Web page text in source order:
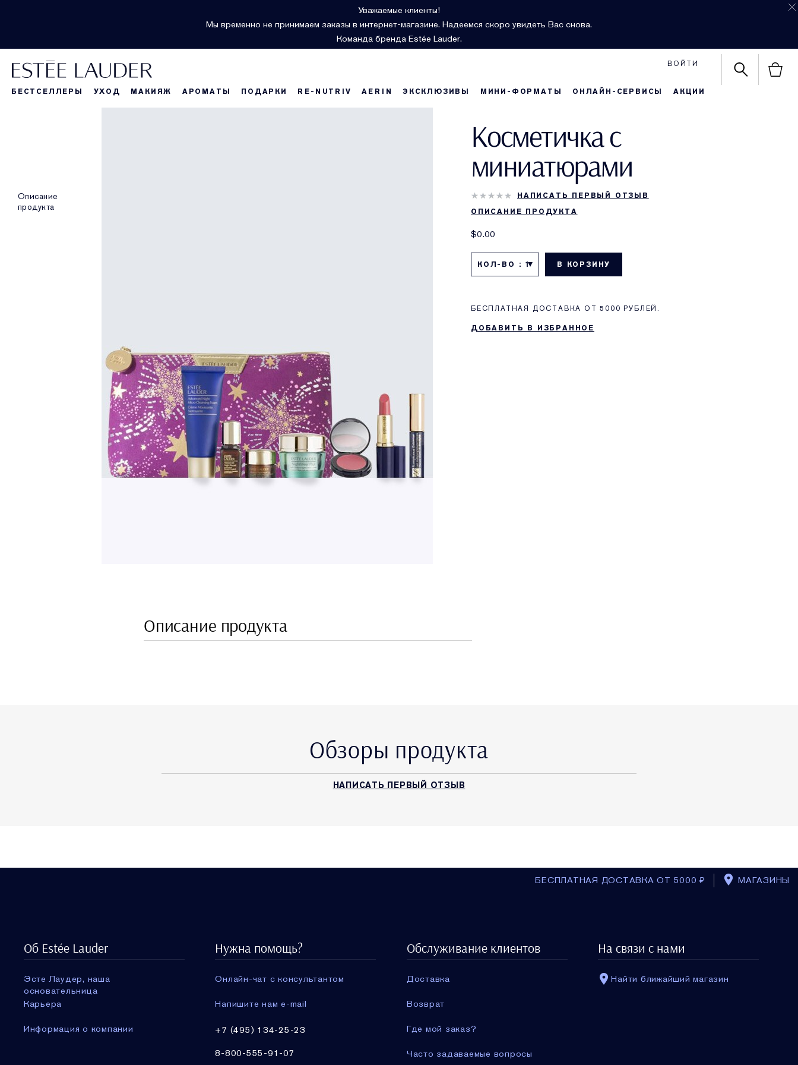
Уважаемые клиенты!
Мы временно не принимаем заказы в интернет-магазине. Надеемся скоро увидеть Вас снова.
Команда бренда Estée Lauder.
ВОЙТИ
БЕСТСЕЛЛЕРЫ УХОД МАКИЯЖ АРОМАТЫ ПОДАРКИ RE-NUTRIV AERIN ЭКСКЛЮЗИВЫ МИНИ-ФОРМАТЫ ОНЛАЙН-СЕРВИСЫ АКЦИИ
Описание
продукта
Косметичка с
миниатюрами
НАПИСАТЬ ПЕРВЫЙ ОТЗЫВ
ОПИСАНИЕ ПРОДУКТА
$0.00
КОЛ-ВО : 1 В КОРЗИНУ
БЕСПЛАТНАЯ ДОСТАВКА ОТ 5000 РУБЛЕЙ.
ДОБАВИТЬ В ИЗБРАННОЕ
Описание продукта
Обзоры продукта
НАПИСАТЬ ПЕРВЫЙ ОТЗЫВ
БЕСПЛАТНАЯ ДОСТАВКА ОТ 5000 ₽ МАГАЗИНЫ
Об Estée Lauder
Эсте Лаудер, наша
основательница
Карьера
Информация о компании
Нужна помощь?
Онлайн-чат с консультантом
Напишите нам e-mail
+7 (495) 134-25-23
8-800-555-91-07
Обслуживание клиентов
Доставка
Возврат
Где мой заказ?
Часто задаваемые вопросы
На связи с нами
Найти ближайший магазин